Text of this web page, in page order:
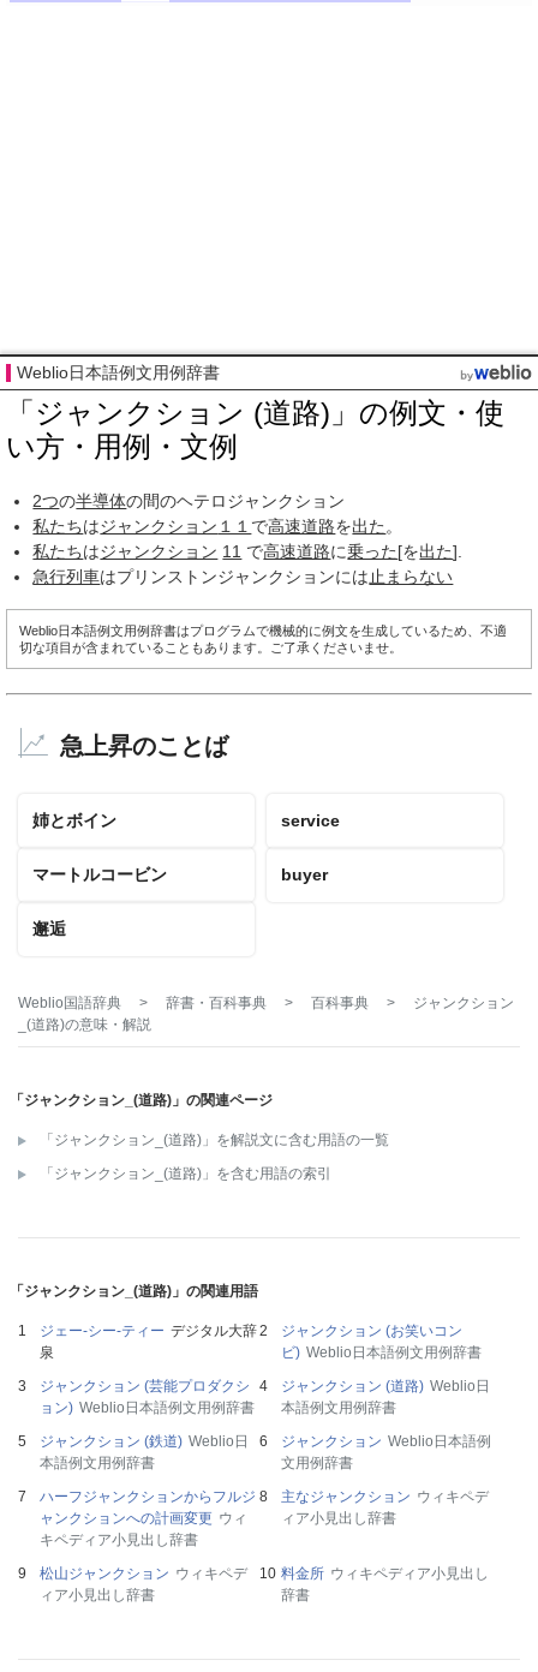
Weblio日本語例文用例辞書
「ジャンクション (道路)」の例文・使
い方・用例・文例
2つの半導体の間のヘテロジャンクション
私たちはジャンクション １１ で高速道路を出た 。
私たちはジャンクション 11 で高速道路に乗った[を出た].
急行列車はプリンストンジャンクションには 止まらない
Weblio日本語例文用例辞書はプログラムで機械的に例文を生成しているため、不適
切な項目が含まれていることもあります。ご了承くださいませ。
急上昇のことば
姉とボイン service
マートルコービン buyer
邂逅
Weblio国語辞典 > 辞書・百科事典 > 百科事典 >
ジャンクション
_(道路)の意味・解説
「ジャンクション_(道路)」の関連ページ
「ジャンクション_(道路)」を解説文に含む用語の一覧
「ジャンクション_(道路)」を含む用語の索引
「ジャンクション_(道路)」の関連用語
ジェー‐シー‐ティー デジタル大辞
泉
ジャンクション (お笑いコン
ビ) Weblio日本語例文用例辞書
ジャンクション (芸能プロダクシ
ョン) Weblio日本語例文用例辞書
ジャンクション (道路) Weblio日
本語例文用例辞書
ジャンクション (鉄道) Weblio日
本語例文用例辞書
ジャンクション Weblio日本語例
文用例辞書
ハーフジャンクションからフルジ
ャンクションへの計画変更 ウィ
キペディア小見出し辞書
主なジャンクション ウィキペデ
ィア小見出し辞書
松山ジャンクション ウィキペデ
ィア小見出し辞書
料金所 ウィキペディア小見出し
辞書